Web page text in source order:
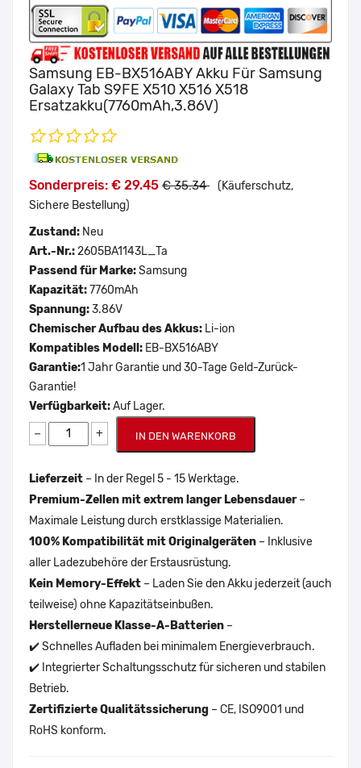
Samsung EB-BX516ABY Akku Für Samsung
Galaxy Tab S9FE X510 X516 X518
Ersatzakku(7760mAh,3.86V)
Sonderpreis: € 29.45 € 35.34 (Käuferschutz,
Sichere Bestellung)
Zustand: Neu
Art.-Nr.:2605BA1143L_Ta
Passend für Marke:Samsung
Kapazität:7760mAh
Spannung:3.86V
Chemischer Aufbau des Akkus: Li-ion
Kompatibles Modell: EB-BX516ABY
Garantie:1 Jahr Garantie und 30-Tage Geld-Zurück-
Garantie!
Verfügbarkeit:Auf Lager.
− + IN DEN WARENKORB
Lieferzeit – In der Regel 5 - 15 Werktage.
Premium-Zellen mit extrem langer Lebensdauer–
Maximale Leistung durch erstklassige Materialien.
100% Kompatibilität mit Originalgeräten – Inklusive
aller Ladezubehöre der Erstausrüstung.
Kein Memory-Effekt – Laden Sie den Akku jederzeit (auch
teilweise) ohne Kapazitätseinbußen.
Herstellerneue Klasse-A-Batterien –
✔️ Schnelles Aufladen bei minimalem Energieverbrauch.
✔️ Integrierter Schaltungsschutz für sicheren und stabilen
Betrieb.
Zertifizierte Qualitätssicherung – CE, ISO9001 und
RoHS konform.